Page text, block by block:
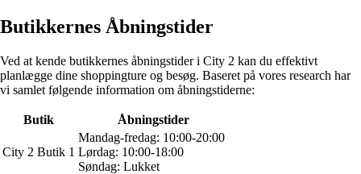
Butikkernes Åbningstider
Ved at kende butikkernes åbningstider i City 2 kan du effektivt
planlægge dine shoppingture og besøg. Baseret på vores research har
vi samlet følgende information om åbningstiderne:
Butik Åbningstider
City 2 Butik 1
Mandag-fredag: 10:00-20:00
Lørdag: 10:00-18:00
Søndag: Lukket